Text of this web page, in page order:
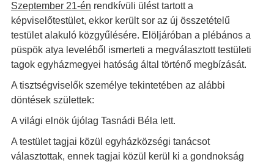
Szeptember 21-én rendkívüli ülést tartott a
képviselőtestület, ekkor került sor az új összetételű
testület alakuló közgyűlésére. Elöljáróban a plébános a
püspök atya leveléből ismerteti a megválasztott testületi
tagok egyházmegyei hatóság által történő megbízását.
A tisztségviselők személye tekintetében az alábbi
döntések születtek:
A világi elnök újólag Tasnádi Béla lett.
A testület tagjai közül egyházközségi tanácsot
választottak, ennek tagjai közül kerül ki a gondnokság